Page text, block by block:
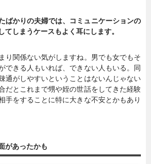
かりの夫婦では、コミュニケーションの
てしまうケースもよく耳にします。
り関係ない気がしますね。男でも女でもそ
できる人もいれば、できない人もいる。同
通がしやすいということはないんじゃない
だとこれまで甥や姪の世話をしてきた経験
手をすることに特に大きな不安とかもあり
があったかも